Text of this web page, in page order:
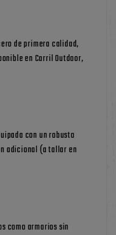
de primera calidad,
en Carril Outdoor,
con un robusto
adicional (a tallar en
como armarios sin